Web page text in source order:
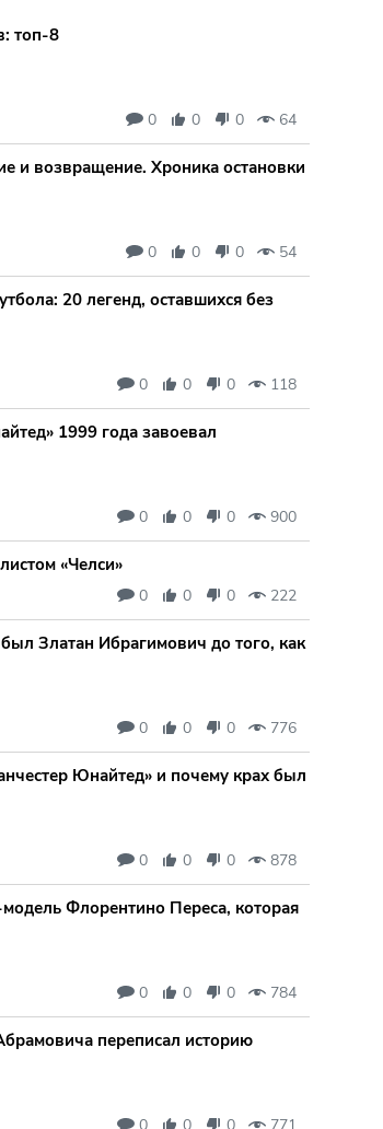
топ‑8
0 0 0 64
и возвращение. Хроника остановки
0 0 0 54
20 легенд, оставшихся без
0 0 0 118
1999 года завоевал
0 0 0 900
«Челси»
0 0 0 222
Златан Ибрагимович до того, как
0 0 0 776
Юнайтед» и почему крах был
0 0 0 878
Флорентино Переса, которая
0 0 0 784
переписал историю
0 0 0 771